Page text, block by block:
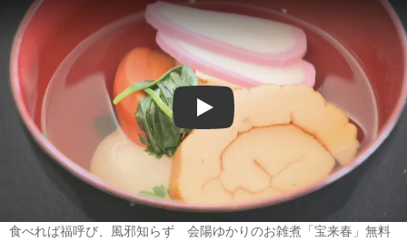
Play
食べれば福呼び、風邪知らず 会陽ゆかりのお雑煮「宝来春」無料